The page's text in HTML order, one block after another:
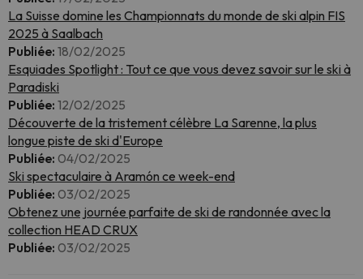
La Suisse domine les Championnats du monde de ski alpin FIS
2025 à Saalbach
Publiée: 18/02/2025
Esquiades Spotlight : Tout ce que vous devez savoir sur le ski à
Paradiski
Publiée: 12/02/2025
Découverte de la tristement célèbre La Sarenne, la plus
longue piste de ski d'Europe
Publiée: 04/02/2025
Ski spectaculaire à Aramón ce week-end
Publiée: 03/02/2025
Obtenez une journée parfaite de ski de randonnée avec la
collection HEAD CRUX
Publiée: 03/02/2025